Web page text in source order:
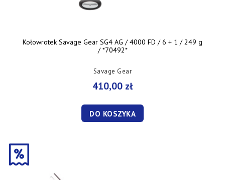
Kołowrotek Savage Gear SG4 AG / 4000 FD / 6 + 1 / 249 g
/ *70492*
Savage Gear
410,00 zł
DO KOSZYKA